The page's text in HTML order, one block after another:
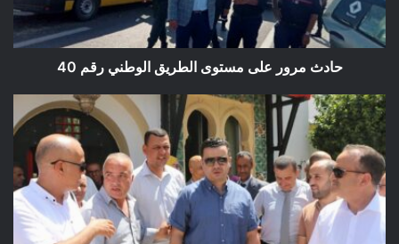
رقم
40
حادث مرور على مستوى الطريق الوطني رقم 40
انطلاق
فعاليات
الاحتفال
باليوم
الوطني
للسياحة
المصادف
لـ